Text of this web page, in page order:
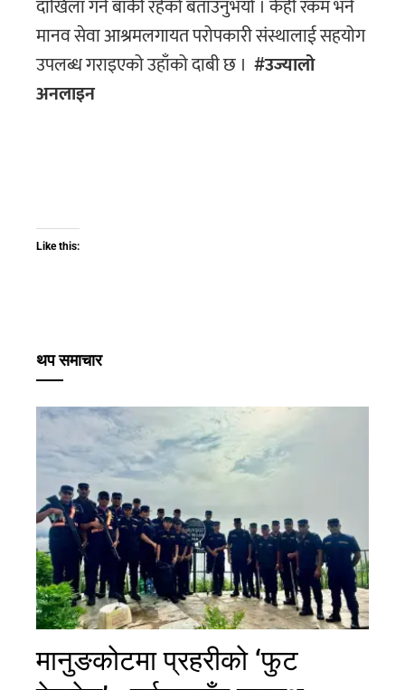
दाखिला गर्न बाँकी रहेको बताउनुभयो । केही रकम भने
मानव सेवा आश्रमलगायत परोपकारी संस्थालाई सहयोग
उपलब्ध गराइएको उहाँको दाबी छ । #उज्यालो
अनलाइन
Like this:
थप समाचार
मानुङकोटमा प्रहरीको ‘फुट